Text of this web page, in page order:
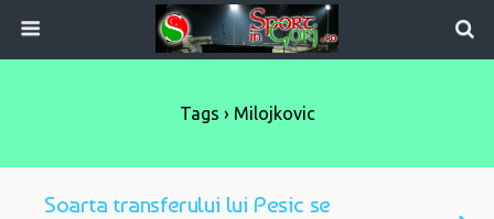
Tags › Milojkovic
Soarta transferului lui Pesic se